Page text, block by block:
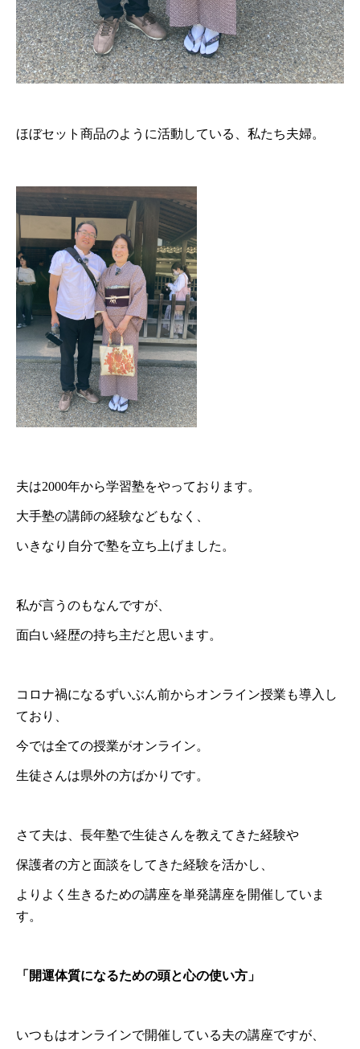
ほぼセット商品のように活動している、私たち夫婦。
夫は2000年から学習塾をやっております。
大手塾の講師の経験などもなく、
いきなり自分で塾を立ち上げました。
私が言うのもなんですが、
面白い経歴の持ち主だと思います。
コロナ禍になるずいぶん前からオンライン授業も導入し
ており、
今では全ての授業がオンライン。
生徒さんは県外の方ばかりです。
さて夫は、長年塾で生徒さんを教えてきた経験や
保護者の方と面談をしてきた経験を活かし、
よりよく生きるための講座を単発講座を開催していま
す。
「開運体質になるための頭と心の使い方」
いつもはオンラインで開催している夫の講座ですが、